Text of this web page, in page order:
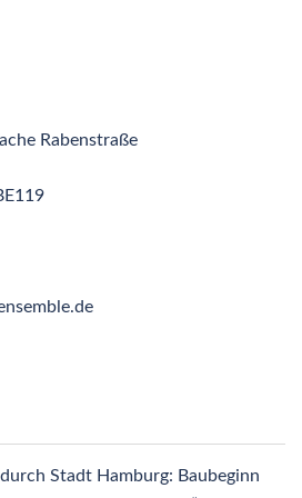
Rabenstraße
Stadt Hamburg: Baubeginn